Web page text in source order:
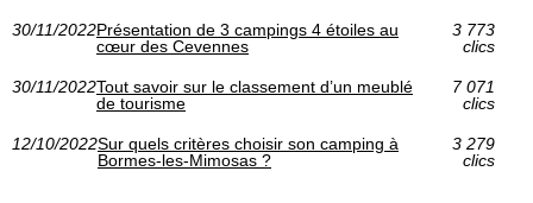
30/11/2022Présentation de 3 campings 4 étoiles au
cœur des Cevennes
3 773
clics
30/11/2022Tout savoir sur le classement d’un meublé
de tourisme
7 071
clics
12/10/2022Sur quels critères choisir son camping à
Bormes-les-Mimosas ?
3 279
clics